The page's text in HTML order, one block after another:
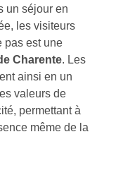
un séjour en
les visiteurs
pas est une
Charente. Les
ainsi en un
valeurs de
permettant à
même de la